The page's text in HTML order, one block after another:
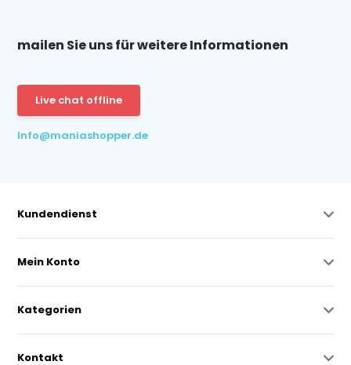
mailen Sie uns für weitere Informationen
Live chat offline
Info@maniashopper.de
Kundendienst
Mein Konto
Kategorien
Kontakt